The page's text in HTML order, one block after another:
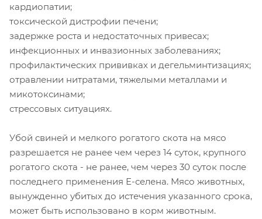
кардиопатии;
токсической дистрофии печени;
задержке роста и недостаточных привесах;
инфекционных и инвазионных заболеваниях;
профилактических прививках и дегельминтизациях;
отравлении нитратами, тяжелыми металлами и
микотоксинами;
стрессовых ситуациях.
Убой свиней и мелкого рогатого скота на мясо
разрешается не ранее чем через 14 суток, крупного
рогатого скота - не ранее, чем через 30 суток после
последнего применения Е-селена. Мясо животных,
вынужденно убитых до истечения указанного срока,
может быть использовано в корм животным.